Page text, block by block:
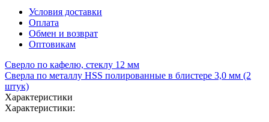
Условия доставки
Оплата
Обмен и возврат
Оптовикам
Сверло по кафелю, стеклу 12 мм
Сверла по металлу HSS полированные в блистере 3,0 мм (2
штук)
Характеристики
Характеристики: